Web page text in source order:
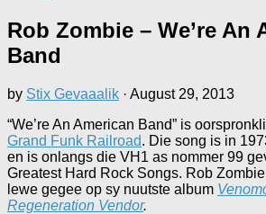
Rob Zombie – We’re An
Band
by Stix Gevaaalik · August 29, 2013
“We’re An American Band” is
Grand Funk Railroad. Die song is in
en is onlangs die VH1 as nommer 99
Greatest Hard Rock Songs. Rob
lewe gegee op sy nuutste album
Regeneration Vendor.